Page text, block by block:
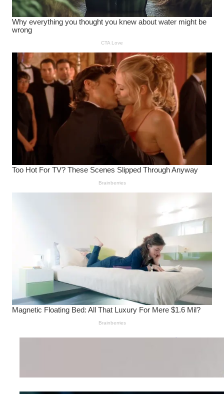
Wanita Pamer Pakaian